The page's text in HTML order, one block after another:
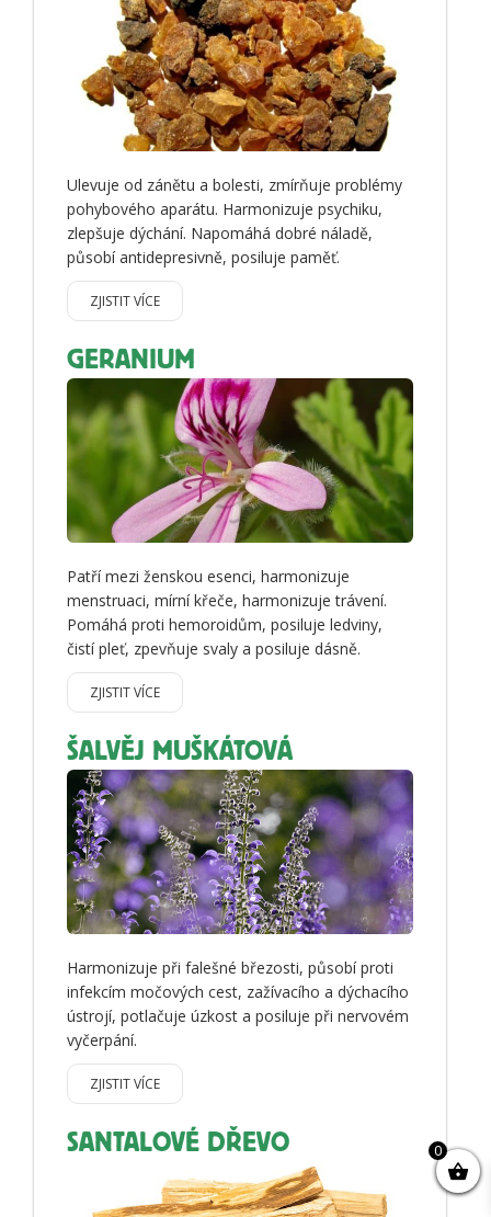
Ulevuje od zánětu a bolesti, zmírňuje problémy
pohybového aparátu. Harmonizuje psychiku,
zlepšuje dýchání. Napomáhá dobré náladě,
působí antidepresivně, posiluje paměť.
ZJISTIT VÍCE
GERANIUM
Patří mezi ženskou esenci, harmonizuje
menstruaci, mírní křeče, harmonizuje trávení.
Pomáhá proti hemoroidům, posiluje ledviny,
čistí pleť, zpevňuje svaly a posiluje dásně.
ZJISTIT VÍCE
ŠALVĚJ MUŠKÁTOVÁ
Harmonizuje při falešné březosti, působí proti
infekcím močových cest, zažívacího a dýchacího
ústrojí, potlačuje úzkost a posiluje při nervovém
vyčerpání.
ZJISTIT VÍCE
SANTALOVÉ DŘEVO 0